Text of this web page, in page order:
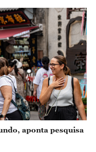
aponta pesquisa